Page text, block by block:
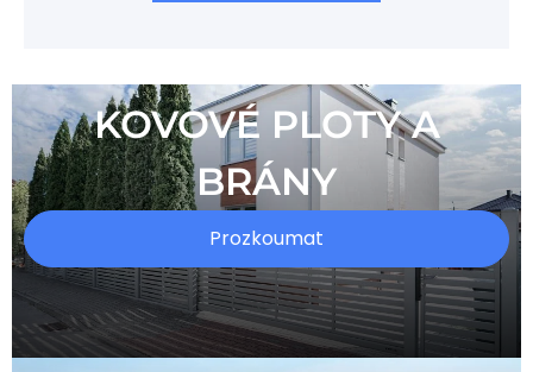
R
KOVOVÉ PLOTY A
BRÁNY
Prozkoumat